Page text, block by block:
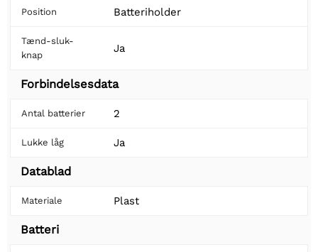
Position Batteriholder
Tænd-sluk-
knap
Ja
Forbindelsesdata
Antal batterier 2
Lukke låg Ja
Datablad
Materiale Plast
Batteri